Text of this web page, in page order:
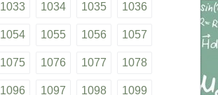
1033 1034 1035 1036
1054 1055 1056 1057
1075 1076 1077 1078
1096 1097 1098 1099